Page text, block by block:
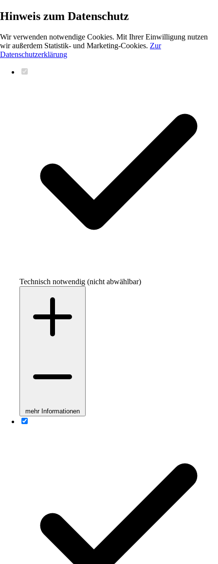
Hinweis zum Datenschutz
Wir verwenden notwendige Cookies. Mit Ihrer Einwilligung nutzen
wir außerdem Statistik- und Marketing-Cookies. Zur
Datenschutzerklärung
Technisch notwendig (nicht abwählbar)
mehr Informationen